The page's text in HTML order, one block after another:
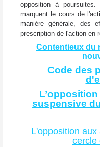
opposition à
marquent le cours de
manière générale, des
prescription de l'action en
Contentieux du
Code des
suspensive
L'opposition
cercle